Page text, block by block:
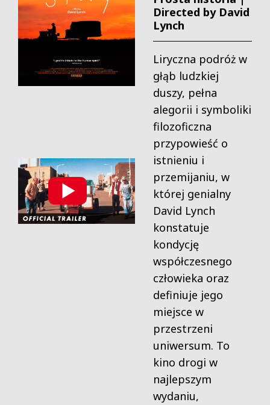
Directed by David
Lynch
Liryczna podróż w
głąb ludzkiej
duszy, pełna
alegorii i symboliki
filozoficzna
przypowieść o
istnieniu i
przemijaniu, w
której genialny
David Lynch
konstatuje
kondycję
współczesnego
człowieka oraz
definiuje jego
miejsce w
przestrzeni
uniwersum. To
kino drogi w
najlepszym
wydaniu,